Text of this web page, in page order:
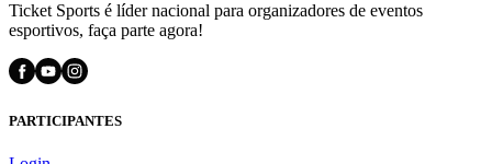
Ticket Sports é líder nacional para organizadores de eventos
esportivos, faça parte agora!
PARTICIPANTES